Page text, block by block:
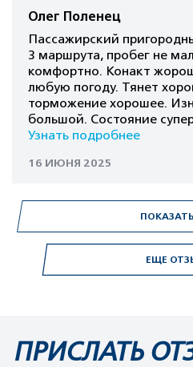
ЕЩЕ
Олег Поленец
Пассажирский
3 маршрута, пробег не
комфортно. Конакт
любую погоду. Тянет
торможение хорошее.
большой. Состояние
Узнать подробнее
16 ИЮНЯ 2025
ПРИСЛАТЬ